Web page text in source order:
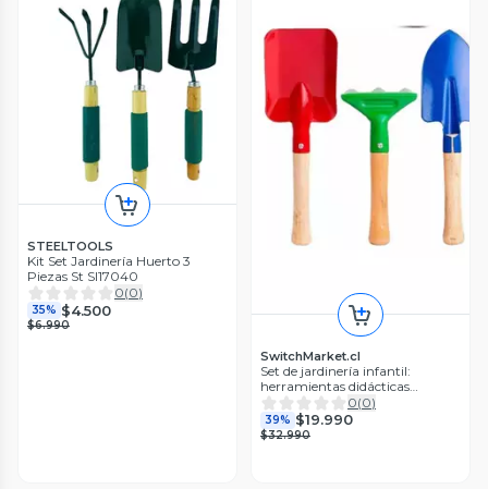
STEELTOOLS
Kit Set Jardinería Huerto 3
Piezas St Sl17040
0(0)
35% $4.500
$6.990
SwitchMarket.cl
Set de jardinería infantil:
herramientas didácticas
multicolor
0(0)
39% $19.990
$32.990